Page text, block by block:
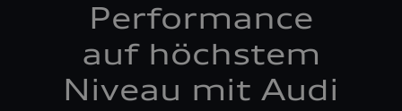
Performance
auf höchstem
Niveau mit Audi